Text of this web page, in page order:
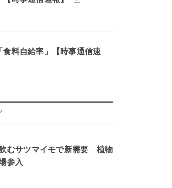
食料自給率」【時事通信速
むサツマイモで新需要 植物
参入